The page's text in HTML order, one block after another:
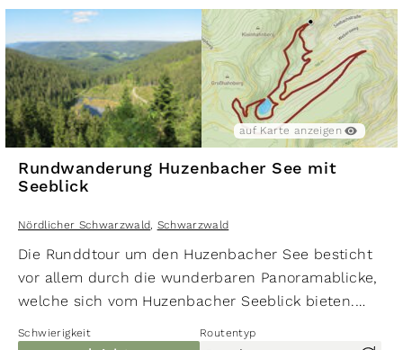
Nördlicher Schwarzwald Schwarzwald
auf Karte anzeigen
Rundwanderung Huzenbacher See mit Seeblick
Nördlicher Schwarzwald, Schwarzwald
auf Karte anzeigen
auf Karte anzeigen
Rundwanderung Huzenbacher See mit
Seeblick
Nördlicher Schwarzwald, Schwarzwald
Die Runddtour um den Huzenbacher See besticht
vor allem durch die wunderbaren Panoramablicke,
welche sich vom Huzenbacher Seeblick bieten.
Aber mindestens ebenso spektakulär ist der
Schwierigkeit Routentyp